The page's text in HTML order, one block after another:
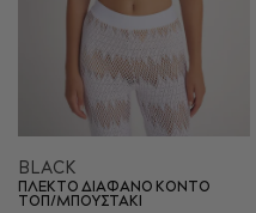
BLACK
ΠΛΕΚΤΟ ΔΙΑΦΑΝΟ ΚΟΝΤΟ
ΤΟΠ/ΜΠΟΥΣΤΑΚΙ